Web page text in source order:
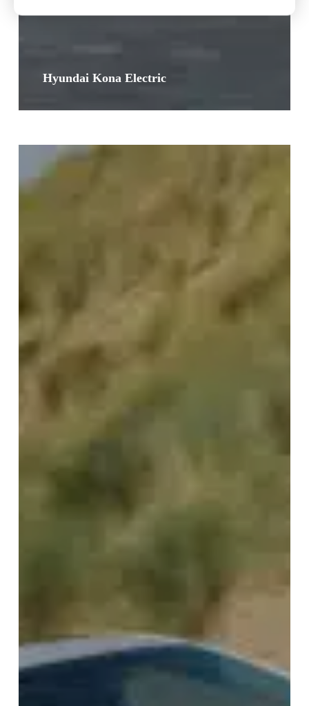
Hyundai Kona Electric
PHEV